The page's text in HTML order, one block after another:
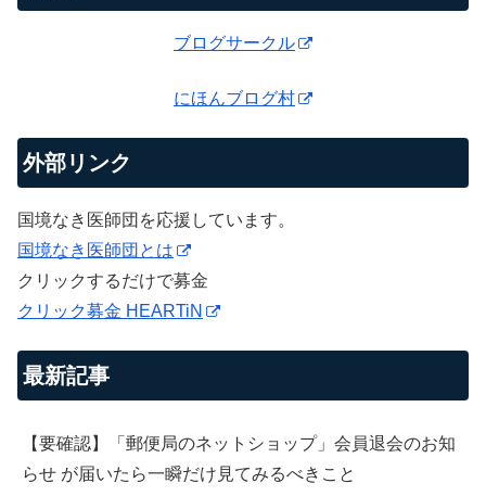
ブログサークル
にほんブログ村
外部リンク
国境なき医師団を応援しています。
国境なき医師団とは
クリックするだけで募金
クリック募金 HEARTiN
最新記事
【要確認】「郵便局のネットショップ」会員退会のお知
らせ が届いたら一瞬だけ見てみるべきこと